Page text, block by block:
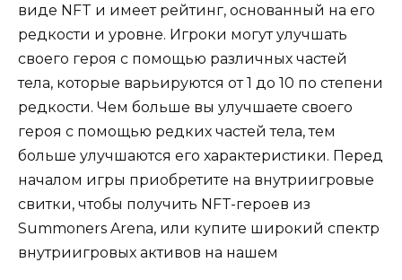
виде NFT и имеет рейтинг, основанный на его
редкости и уровне. Игроки могут улучшать
своего героя с помощью различных частей
тела, которые варьируются от 1 до 10 по степени
редкости. Чем больше вы улучшаете своего
героя с помощью редких частей тела, тем
больше улучшаются его характеристики. Перед
началом игры приобретите на внутриигровые
свитки, чтобы получить NFT-героев из
Summoners Arena, или купите широкий спектр
внутриигровых активов на нашем